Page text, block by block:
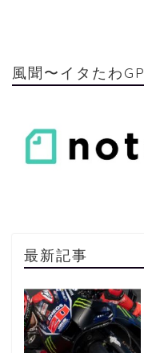
風聞〜イタたわGP
最新記事